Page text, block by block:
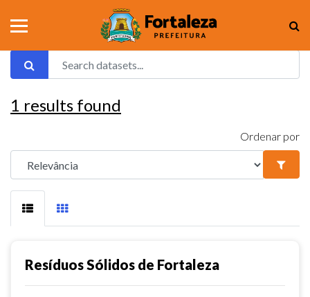
1 results found
Ordenar por
Resíduos Sólidos de Fortaleza